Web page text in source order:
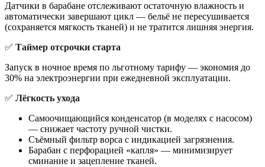
Датчики в барабане отслеживают остаточную влажность и
автоматически завершают цикл — бельё не пересушивается
(сохраняется мягкость тканей) и не тратится лишняя энергия.
✅ Таймер отсрочки старта
Запуск в ночное время по льготному тарифу — экономия до
30% на электроэнергии при ежедневной эксплуатации.
✅ Лёгкость ухода
Самоочищающийся конденсатор (в моделях с насосом)
— снижает частоту ручной чистки.
Съёмный фильтр ворса с индикацией загрязнения.
Барабан с перфорацией «капля» — минимизирует
сминание и зацепление тканей.